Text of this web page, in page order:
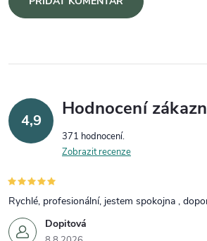
4,9
Hodnocení
371 hodnocení
Zobrazit recenze
Dopitová
Rychlé, profesionální, jestem spokojna ,